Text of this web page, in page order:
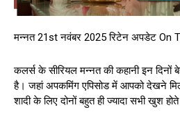
मन्नत 21st नवंबर 2025 रिटेन अपडेट On
कलर्स के सीरियल मन्नत की कहानी इन दिनों
है। जहां अपकमिंग एपिसोड में आपको देखने
शादी के लिए दोनों बहुत ही ज्यादा सभी खुश